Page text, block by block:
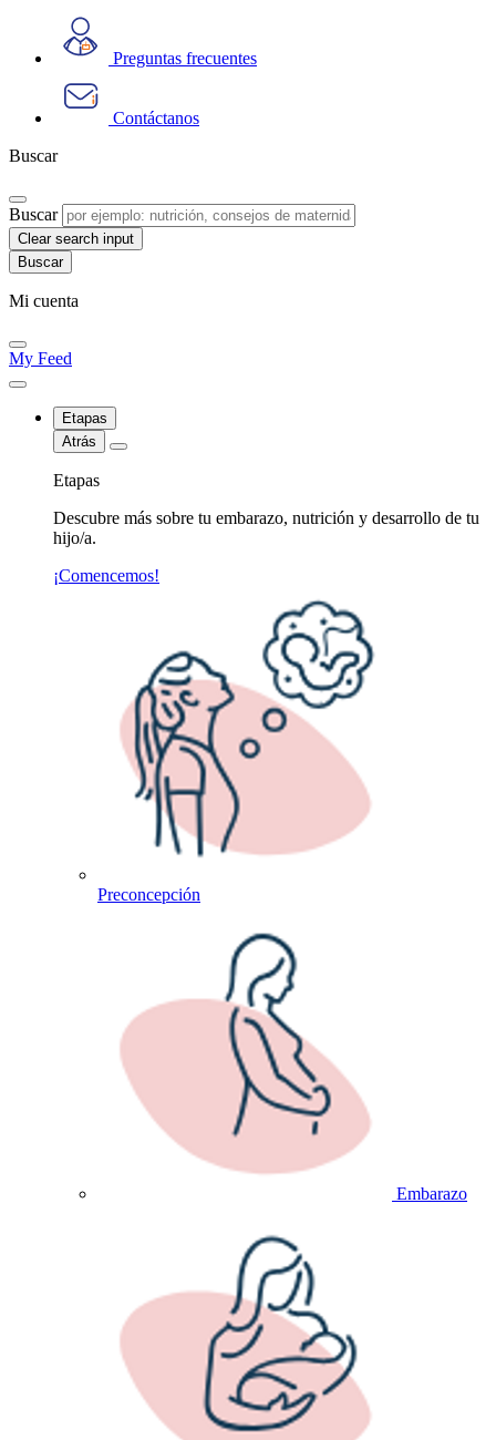
Preguntas frecuentes
Contáctanos
Buscar
Buscar
Clear search input
Mi cuenta
My Feed
Etapas
Atrás
Etapas
Descubre más sobre tu embarazo, nutrición y desarrollo de tu
hijo/a.
¡Comencemos!
Preconcepción
Embarazo